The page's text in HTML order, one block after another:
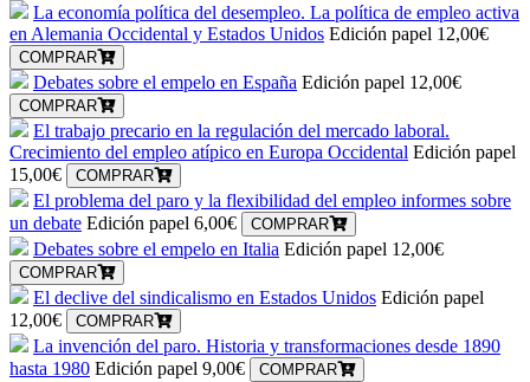
La economía política del desempleo. La política de empleo activa
en Alemania Occidental y Estados Unidos Edición papel 12,00€
COMPRAR
Debates sobre el empelo en España Edición papel 12,00€
COMPRAR
El trabajo precario en la regulación del mercado laboral.
Crecimiento del empleo atípico en Europa Occidental Edición papel
15,00€
COMPRAR
El problema del paro y la flexibilidad del empleo informes sobre
un debate Edición papel 6,00€ COMPRAR
Debates sobre el empelo en Italia Edición papel 12,00€
COMPRAR
El declive del sindicalismo en Estados Unidos Edición papel
12,00€
COMPRAR
La invención del paro. Historia y transformaciones desde 1890
hasta 1980 Edición papel 9,00€ COMPRAR